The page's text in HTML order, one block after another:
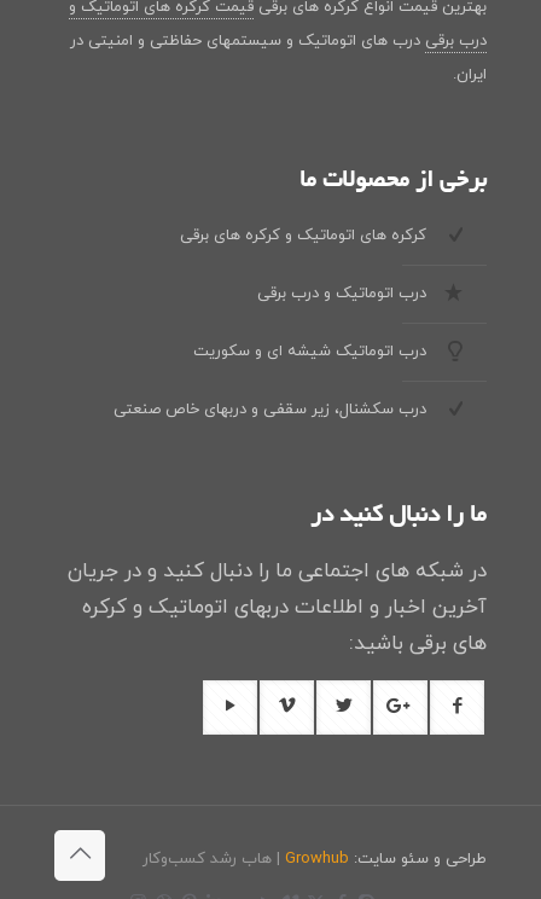
بهترین قیمت انواع کرکره های برقی قیمت کرکره های اتوماتیک و
درب برقی درب های اتوماتیک و سیستمهای حفاظتی و امنیتی در
ایران.
برخی از محصولات ما
کرکره های اتوماتیک و کرکره های برقی
درب اتوماتیک و درب برقی
درب اتوماتیک شیشه ای و سکوریت
درب سکشنال، زیر سقفی و دربهای خاص صنعتی
ما را دنبال کنید در
در شبکه های اجتماعی ما را دنبال کنید و در جریان
آخرین اخبار و اطلاعات دربهای اتوماتیک و کرکره
های برقی باشید:
طراحی و سئو سایت: Growhub | هاب رشد کسب‌وکار